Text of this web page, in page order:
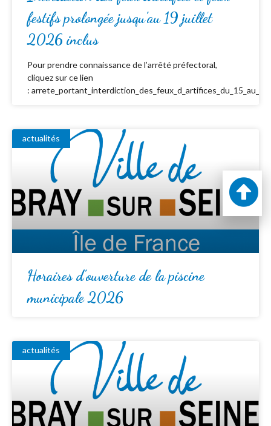
festifs prolongée jusqu’au 19 juillet
2026 inclus
Pour prendre connaissance de l’arrêté préfectoral,
cliquez sur ce lien
:
actualités
Horaires d’ouverture de la piscine
municipale 2026
actualités